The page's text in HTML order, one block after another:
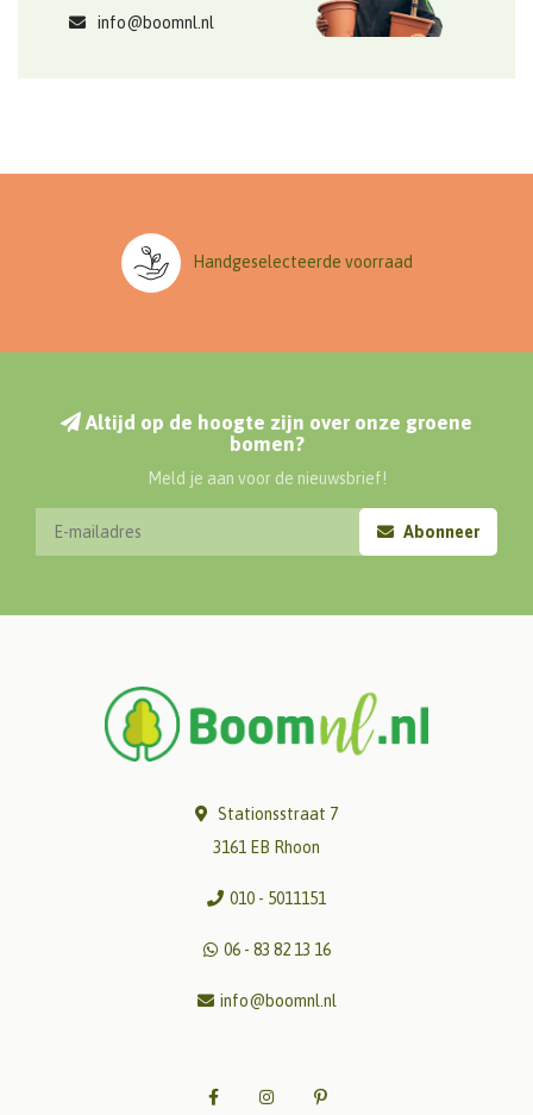
info@boomnl.nl
Handgeselecteerde voorraad
Altijd op de hoogte zijn over onze groene
bomen?
Meld je aan voor de nieuwsbrief!
Abonneer
Stationsstraat 7
3161 EB Rhoon
010 - 5011151
06 - 83 82 13 16
info@boomnl.nl